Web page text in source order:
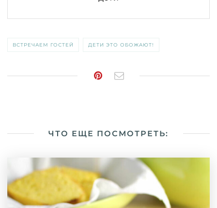
ВСТРЕЧАЕМ ГОСТЕЙ ДЕТИ ЭТО ОБОЖАЮТ!
ЧТО ЕЩЕ ПОСМОТРЕТЬ: